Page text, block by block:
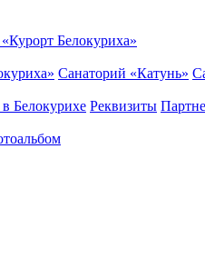
Белокуриха»
Санаторий «Катунь»
Белокурихе Реквизиты